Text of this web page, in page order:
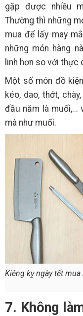
gặp được nhiều
Thường thì những
mua để lấy may
những món hàng
linh hơn so với thực
Một số món đồ
kéo, dao, thớt,
đầu năm là muối,...
mà như muối.
Kiêng kỵ ngày tết
7. Không